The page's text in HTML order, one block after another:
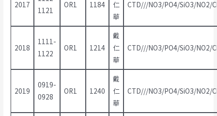
2017
1121
OR1 1184
仁
華
CTD///NO3/PO4/SiO3/NO2/
2018
1111-
1122
OR1 1214
戴
仁
華
CTD///NO3/PO4/SiO3/NO2/
2019
0919-
0928
OR1 1240
戴
仁
華
CTD///NO3/PO4/SiO3/NO2/